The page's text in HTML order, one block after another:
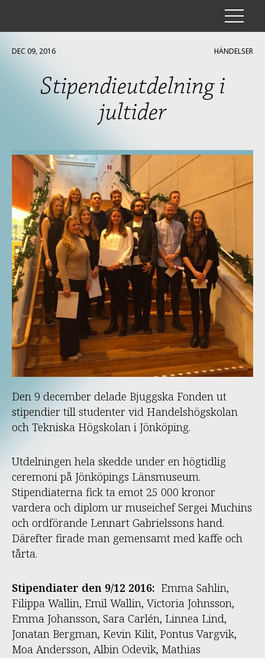
STIPENDIER
UNDERSTÖD
HÄNDELSER
DEC 09, 2016 HÄNDELSER
Stipendieutdelning i
jultider
Den 9 december delade Bjuggska Fonden ut
stipendier till studenter vid Handelshögskolan
och Tekniska Högskolan i Jönköping.
Utdelningen hela skedde under en högtidlig
ceremoni på Jönköpings Länsmuseum.
Stipendiaterna fick ta emot 25 000 kronor
vardera och diplom ur museichef Sergei Muchins
och ordförande Lennart Gabrielssons hand.
Därefter firade man gemensamt med kaffe och
tårta.
Stipendiater den 9/12 2016: Emma Sahlin,
Filippa Wallin, Emil Wallin, Victoria Johnsson,
Emma Johansson, Sara Carlén, Linnea Lind,
Jonatan Bergman, Kevin Kilit, Pontus Vargvik,
Moa Andersson, Albin Odevik, Mathias